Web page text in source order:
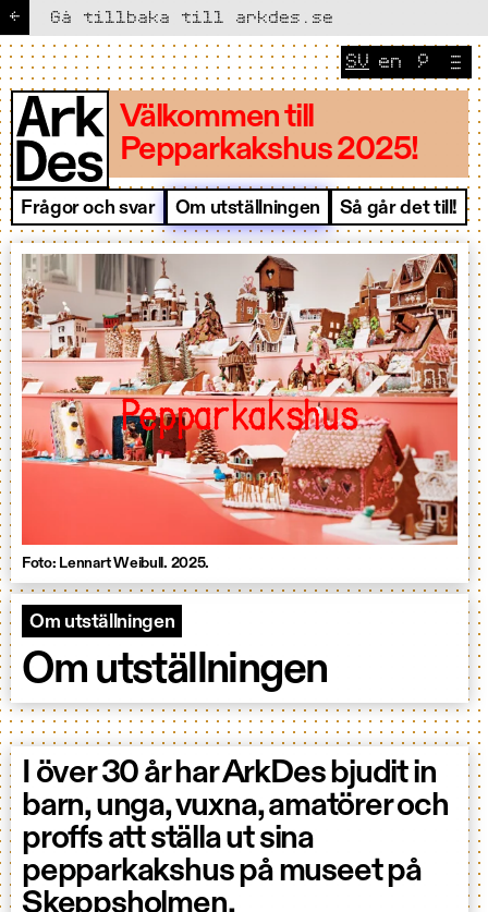
← Gå tillbaka till arkdes.se
Välkommen till
Pepparkakshus 2025!
Frågor och svar Om utställningen Så går det till!
🔎
NUVARANDE
SV Ändra
en
Pepparkakshus
Foto: Lennart Weibull. 2025.
Om utställningen
Om utställningen
I över 30 år har ArkDes bjudit in
barn, unga, vuxna, amatörer och
proffs att ställa ut sina
pepparkakshus på museet på
Skeppsholmen.